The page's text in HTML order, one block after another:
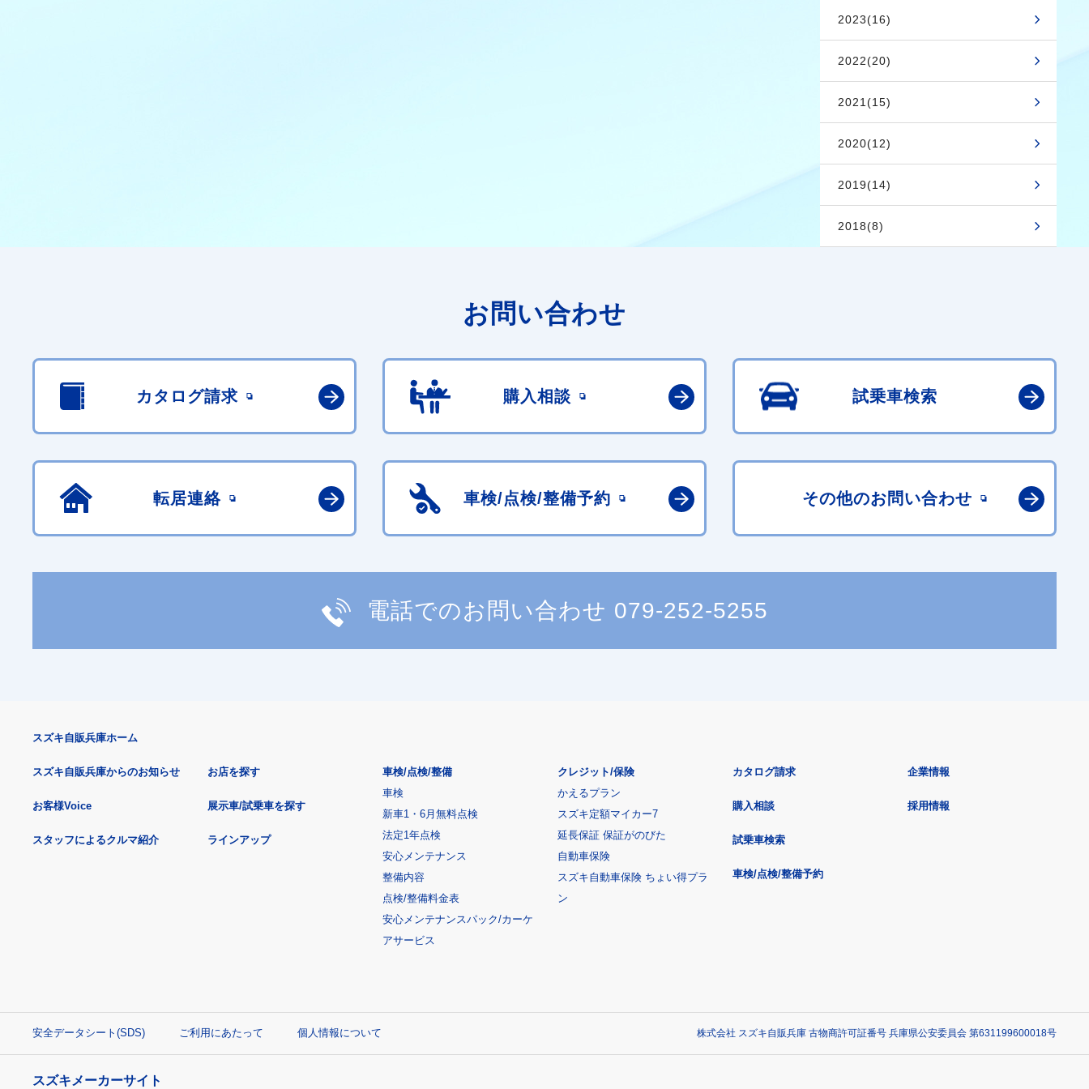
2023(16)
2022(20)
2021(15)
2020(12)
2019(14)
2018(8)
お問い合わせ
カタログ請求 購入相談 試乗車検索
転居連絡 車検/点検/整備予約 その他のお問い合わせ
電話でのお問い合わせ 079-252-5255
スズキ自販兵庫ホーム
スズキ自販兵庫からのお知らせ
お客様Voice
スタッフによるクルマ紹介
お店を探す
展示車/試乗車を探す
ラインアップ
車検/点検/整備
車検
新車1・6月無料点検
法定1年点検
安心メンテナンス
整備内容
点検/整備料金表
安心メンテナンスパック/カーケ
アサービス
クレジット/保険
かえるプラン
スズキ定額マイカー7
延長保証 保証がのびた
自動車保険
スズキ自動車保険 ちょい得プラ
ン
カタログ請求
購入相談
試乗車検索
車検/点検/整備予約
企業情報
採用情報
安全データシート(SDS) ご利用にあたって 個人情報について 株式会社 スズキ自販兵庫 古物商許可証番号 兵庫県公安委員会 第631199600018号
スズキメーカーサイト